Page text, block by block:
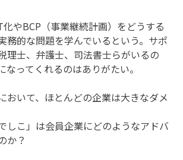
やBCP（事業継続計画）をどうする
務的な問題を学んでいるという。サポ
理士、弁護士、司法書士らがいるの
なってくれるのはありがたい。
おいて、ほとんどの企業は大きなダメ
しこ」は会員企業にどのようなアドバ
か？